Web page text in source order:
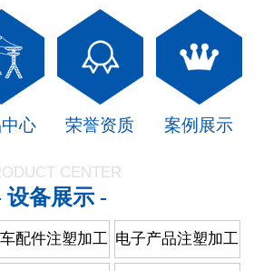
案例展示
新闻中心
心 荣誉资质 案例展示
CENTER
设备展示 -
配件注塑加工 电子产品注塑加工